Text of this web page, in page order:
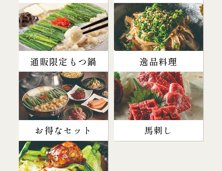
通販限定もつ鍋 逸品料理
お得なセット 馬刺し